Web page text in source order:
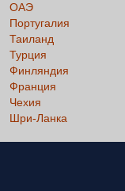
ОАЭ
Португалия
Таиланд
Турция
Финляндия
Франция
Чехия
Шри-Ланка